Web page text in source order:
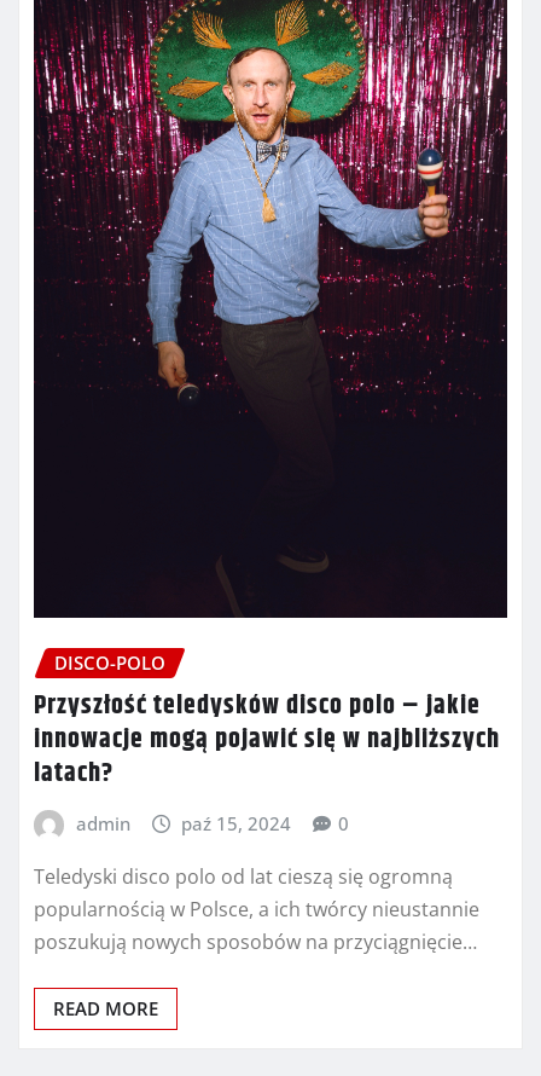
DISCO-POLO
Przyszłość teledysków disco polo – jakie
innowacje mogą pojawić się w najbliższych
latach?
admin paź 15, 2024 0
Teledyski disco polo od lat cieszą się ogromną
popularnością w Polsce, a ich twórcy nieustannie
poszukują nowych sposobów na przyciągnięcie…
READ MORE